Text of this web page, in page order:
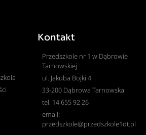
Kontakt
Przedszkole nr 1 w Dąbrowie
Tarnowskiej
ul. Jakuba Bojki 4
33-200 Dąbrowa Tarnowska
tel. 14 655 92 26
email:
przedszkole@przedszkole1dt.pl